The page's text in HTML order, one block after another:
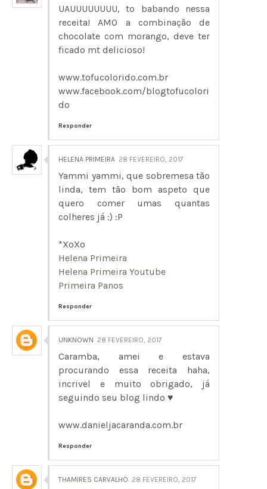
UAUUUUUUUU, to babando nessa
receita! AMO a combinação de
chocolate com morango, deve ter
ficado mt delicioso!
www.tofucolorido.com.br
www.facebook.com/blogtofucolori
do
Responder
HELENA PRIMEIRA 28 FEVEREIRO, 2017
Yammi yammi, que sobremesa tão
linda, tem tão bom aspeto que
quero comer umas quantas
colheres já :) :P
*XoXo
Helena Primeira
Helena Primeira Youtube
Primeira Panos
Responder
UNKNOWN 28 FEVEREIRO, 2017
Caramba, amei e estava
procurando essa receita haha,
incrivel e muito obrigado, já
seguindo seu blog lindo ♥
www.danieljacaranda.com.br
Responder
THAMIRES CARVALHO 28 FEVEREIRO, 2017